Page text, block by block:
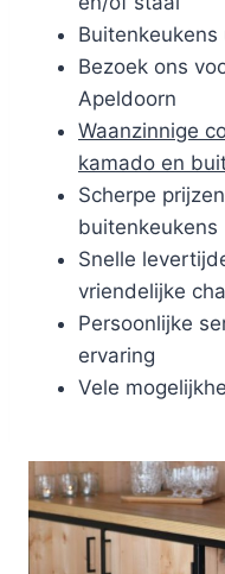
Bezoek ons
Apeldoorn
Waanzinnige
kamado en
Scherpe
buitenkeukens
Snelle
vriendelijke
Persoonlijke
ervaring
Vele